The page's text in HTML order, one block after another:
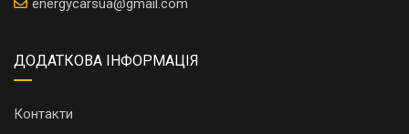
energycarsua@gmail.com
ДОДАТКОВА ІНФОРМАЦІЯ
Контакти